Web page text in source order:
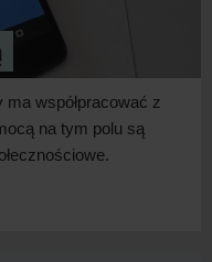
współpracować z
na tym polu są